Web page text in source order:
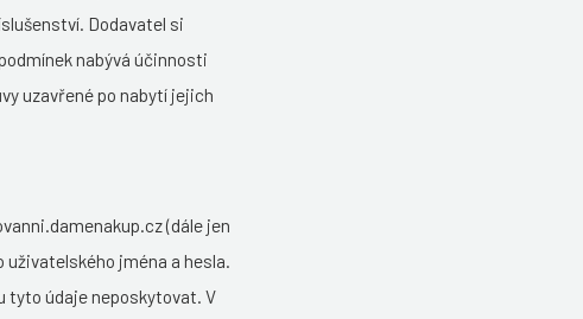
Dodavatel si
nabývá účinnosti
uzavřené po nabytí jejich
(dále jen
uživatelského jména a hesla.
tyto údaje neposkytovat. V